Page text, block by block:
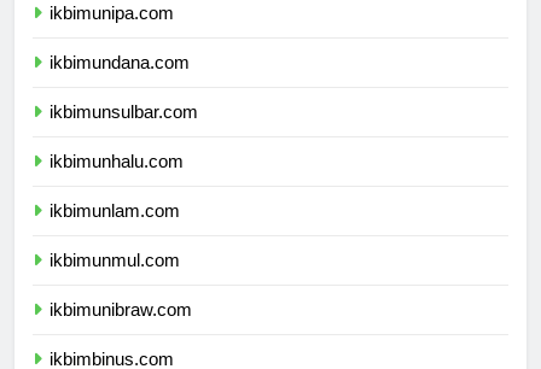
ikbimunipa.com
ikbimundana.com
ikbimunsulbar.com
ikbimunhalu.com
ikbimunlam.com
ikbimunmul.com
ikbimunibraw.com
ikbimbinus.com